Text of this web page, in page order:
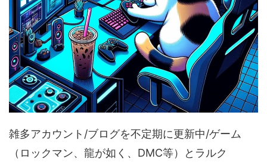
雑多アカウント/ブログを不定期に更新中/ゲーム
（ロックマン、龍が如く、DMC等）とラルク